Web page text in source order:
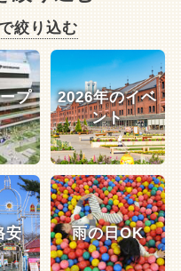
絞り込む
プ
2026年のイベ
ント
安 雨の日OK